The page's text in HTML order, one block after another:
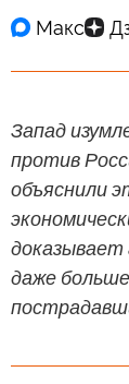
Запад
против
объяснили
даже